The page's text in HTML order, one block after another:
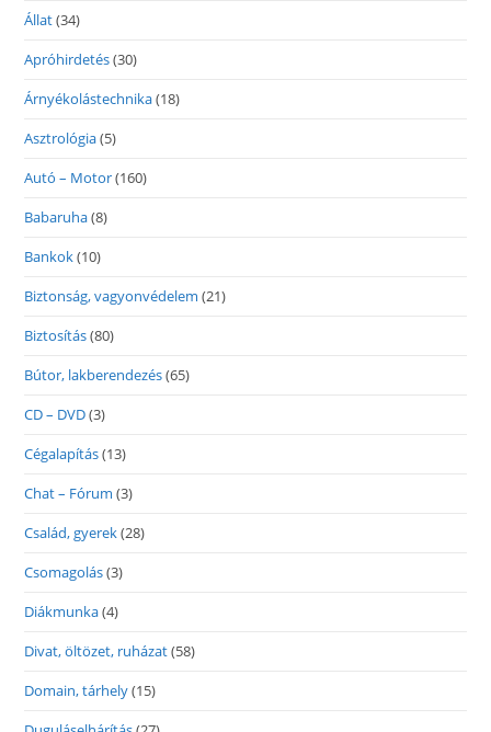
Állat(34)
Apróhirdetés(30)
Árnyékolástechnika(18)
Asztrológia(5)
Autó – Motor(160)
Babaruha(8)
Bankok(10)
Biztonság, vagyonvédelem (21)
Biztosítás(80)
Bútor, lakberendezés(65)
CD – DVD(3)
Cégalapítás(13)
Chat – Fórum (3)
Család, gyerek(28)
Csomagolás(3)
Diákmunka(4)
Divat, öltözet, ruházat(58)
Domain, tárhely(15)